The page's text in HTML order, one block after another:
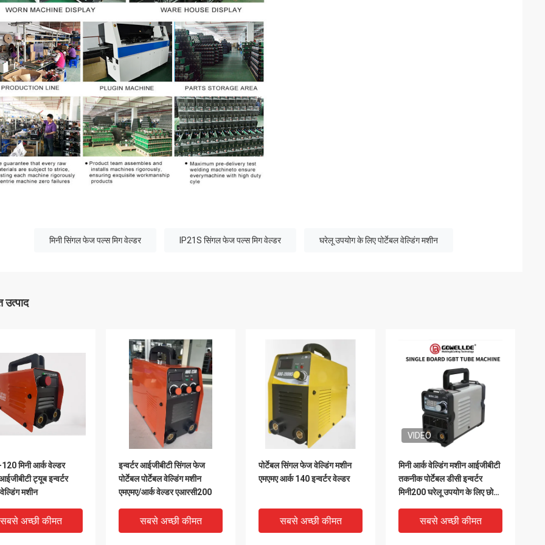
मिनी सिंगल फेज पल्स मिग वेल्डर IP21S सिंगल फेज पल्स मिग वेल्डर घरेलू उपयोग के लिए पोर्टेबल वेल्डिंग मशीन
मिनी आर्क वेल्डर
ट्यूब इन्वर्टर
मशीन
सबसे अच्छी कीमत
इन्वर्टर आईजीबीटी सिंगल फेज
पोर्टेबल पोर्टेबल वेल्डिंग मशीन
एमएमए/आर्क वेल्डर एआरसी200
सबसे अच्छी कीमत
पोर्टेबल सिंगल फेज वेल्डिंग मशीन
एमएमए आर्क 140 इन्वर्टर वेल्डर
सबसे अच्छी कीमत
VIDEO
मिनी आर्क वेल्डिंग मशीन आईजीबीटी
तकनीक पोर्टेबल डीसी इन्वर्टर
मिनी200 घरेलू उपयोग के लिए छोटे
सबसे अच्छी कीमत